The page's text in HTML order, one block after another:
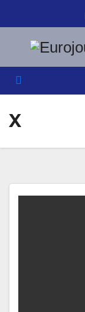
Inhalt
springen
X